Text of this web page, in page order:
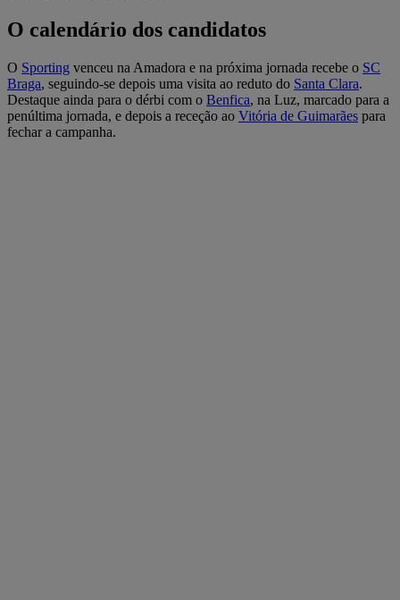
O calendário dos candidatos
O Sporting venceu na Amadora e na próxima jornada recebe o SC
Braga, seguindo-se depois uma visita ao reduto do Santa Clara.
Destaque ainda para o dérbi com o Benfica, na Luz, marcado para a
penúltima jornada, e depois a receção ao Vitória de Guimarães para
fechar a campanha.